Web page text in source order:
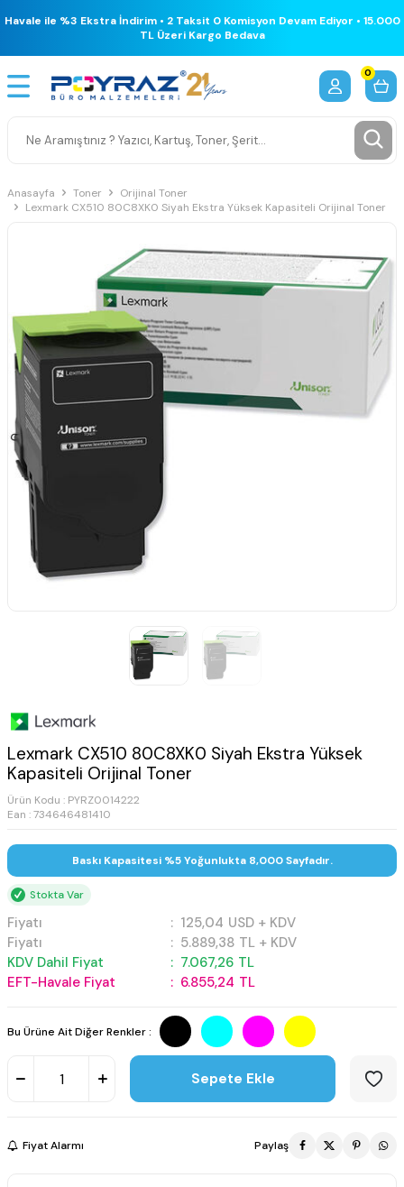
Havale ile %3 Ekstra İndirim • 2 Taksit 0 Komisyon Devam Ediyor • 15.000
TL Üzeri Kargo Bedava
0
Anasayfa Toner
Orijinal Toner
Lexmark CX510 80C8XK0 Siyah Ekstra Yüksek Kapasiteli Orijinal Toner
Lexmark CX510 80C8XK0 Siyah Ekstra Yüksek
Kapasiteli Orijinal Toner
Ürün Kodu : PYRZ0014222
Ean : 734646481410
Baskı Kapasitesi %5 Yoğunlukta 8,000 Sayfadır.
Stokta Var
Fiyatı : 125,04 USD + KDV
Fiyatı
: 5.889,38 TL + KDV
KDV Dahil Fiyat
: 7.067,26 TL
EFT-Havale Fiyat
: 6.855,24 TL
Bu Ürüne Ait Diğer Renkler :
Sepete Ekle
Fiyat Alarmı Paylaş